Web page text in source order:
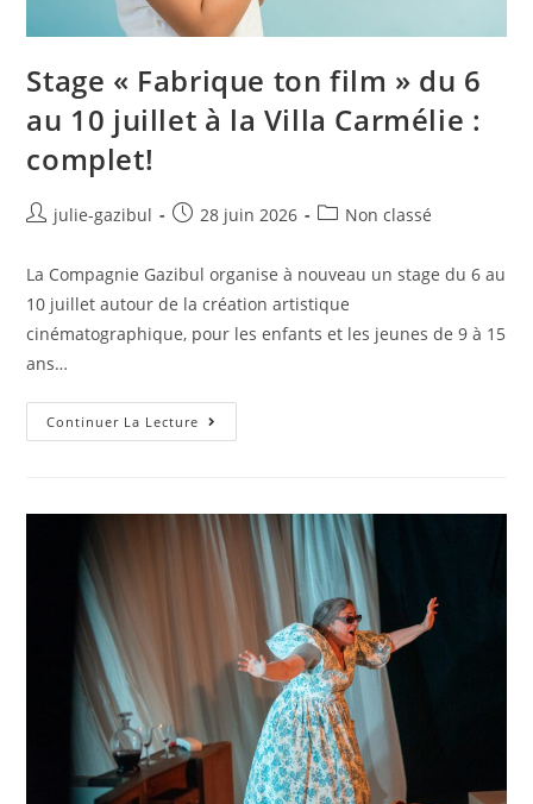
Stage « Fabrique ton film » du 6
au 10 juillet à la Villa Carmélie :
complet!
julie-gazibul 28 juin 2026 Non classé
La Compagnie Gazibul organise à nouveau un stage du 6 au
10 juillet autour de la création artistique
cinématographique, pour les enfants et les jeunes de 9 à 15
ans…
Continuer La Lecture